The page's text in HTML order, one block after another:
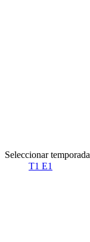
Seleccionar temporada
T1 E1